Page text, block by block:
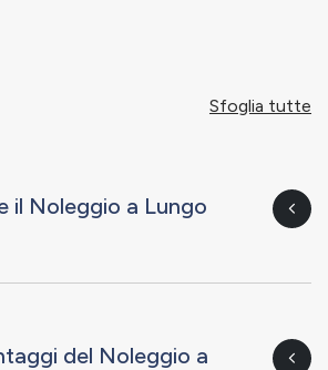
Sfoglia tutte
il Noleggio a Lungo
del Noleggio a